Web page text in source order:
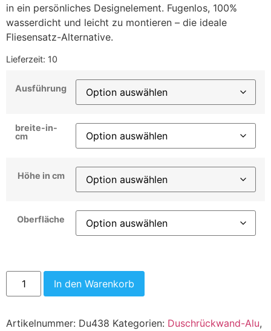
in ein persönliches Designelement. Fugenlos, 100%
wasserdicht und leicht zu montieren – die ideale
Fliesensatz-Alternative.
Lieferzeit: 10
Ausführung
breite-in-
cm
Höhe in cm
Oberfläche
In den Warenkorb
Artikelnummer: Du438 Kategorien: Duschrückwand-Alu,